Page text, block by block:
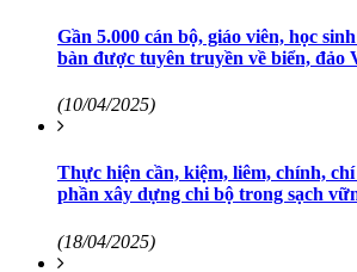
Gần 5.000 cán bộ, giáo viên, học
bàn được tuyên truyền về biển, đảo
(10/04/2025)
Thực hiện cần, kiệm, liêm, chính,
phần xây dựng chi bộ trong sạch
(18/04/2025)